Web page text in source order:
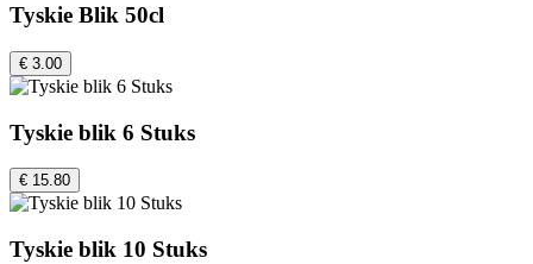
Tyskie Blik 50cl
€ 3.00
Tyskie blik 6 Stuks
€ 15.80
Tyskie blik 10 Stuks